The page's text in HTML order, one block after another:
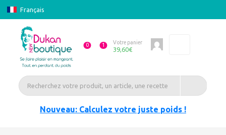
Français
0 1 Votre panier
39,60€
Nouveau: Calculez votre juste poids !